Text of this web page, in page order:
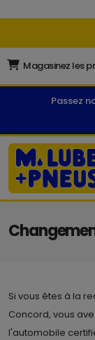
Magasinez les
Passez
Si vous êtes à la
Concord, vous
l'automobile